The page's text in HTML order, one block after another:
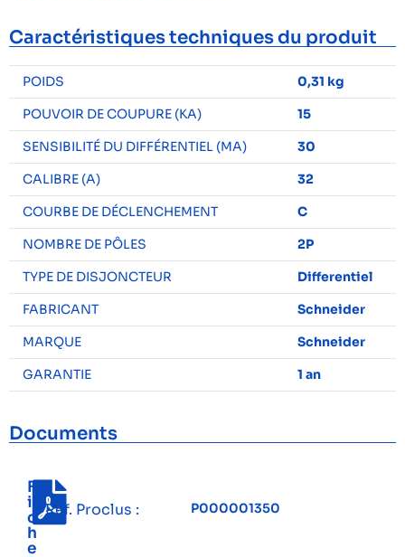
Caractéristiques techniques du produit
POIDS
0,31 kg
POUVOIR DE COUPURE (KA)
15
SENSIBILITÉ DU DIFFÉRENTIEL (MA)
30
CALIBRE (A)
32
COURBE DE DÉCLENCHEMENT
C
NOMBRE DE PÔLES
2P
TYPE DE DISJONCTEUR
Differentiel
FABRICANT
Schneider
MARQUE
Schneider
GARANTIE
1 an
Documents
F
i
c
h
e
Réf. Proclus : P000001350